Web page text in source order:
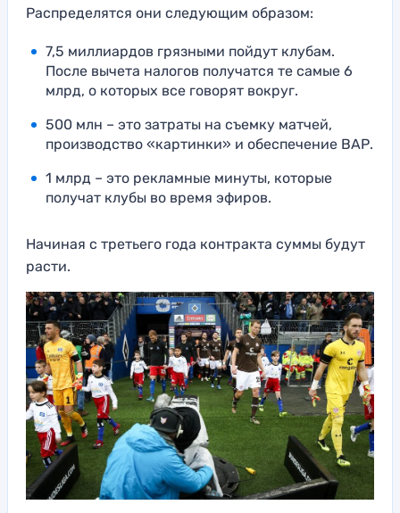
Распределятся они следующим образом:
7,5 миллиардов грязными пойдут клубам.
После вычета налогов получатся те самые 6
млрд, о которых все говорят вокруг.
500 млн – это затраты на съемку матчей,
производство «картинки» и обеспечение ВАР.
1 млрд – это рекламные минуты, которые
получат клубы во время эфиров.
Начиная с третьего года контракта суммы будут
расти.